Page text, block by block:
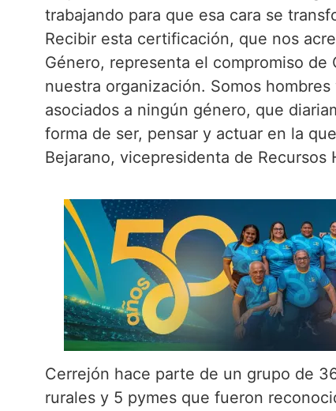
trabajando para que esa cara se
Recibir esta certificación, que nos
Género, representa el compromiso
nuestra organización. Somos
asociados a ningún género, que
forma de ser, pensar y actuar en la
Bejarano, vicepresidenta de
Cerrejón hace parte de un grupo de
rurales y 5 pymes que fueron